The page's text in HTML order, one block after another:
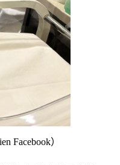
Facebook）